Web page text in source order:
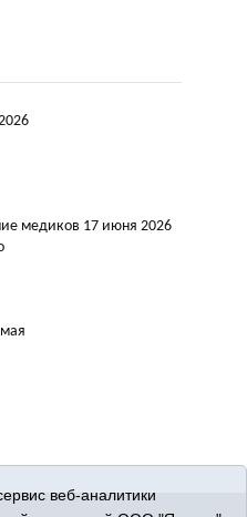
медиков 17 июня 2026
веб-аналитики